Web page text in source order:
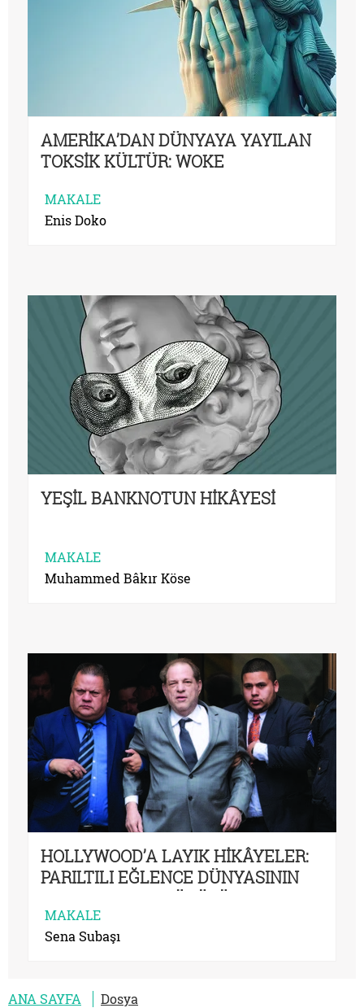
AMERİKA’DAN DÜNYAYA YAYILAN
TOKSİK KÜLTÜR: WOKE
MAKALE
Enis Doko
YEŞİL BANKNOTUN HİKÂYESİ
MAKALE
Muhammed Bâkır Köse
HOLLYWOOD’A LAYIK HİKÂYELER:
PARILTILI EĞLENCE DÜNYASININ
PERDE ARKASI DÖKÜLÜYOR
MAKALE
Sena Subaşı
ANA SAYFA
Dosya